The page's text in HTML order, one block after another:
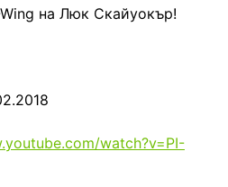
на Люк Скайуокър!
watch?v=PI-